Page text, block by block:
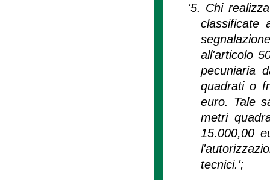
'5. Chi
classificate
all'articolo
pecuniaria
quadrati o
euro. Tale
metri
15.000,00
tecnici.';